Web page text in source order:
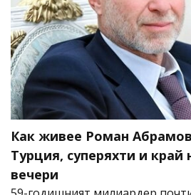
Как живее Роман
Турция, суперяхти и край
вечери